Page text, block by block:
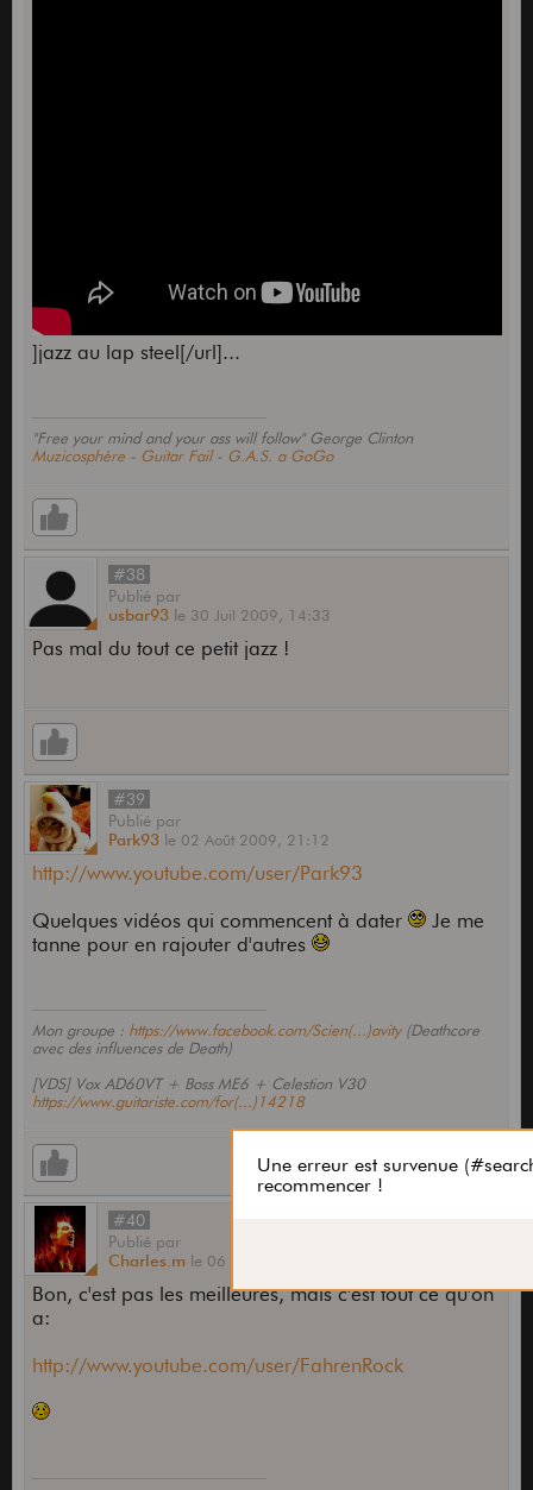
]jazz au lap steel[/url]...
"Free your mind and your ass will follow" George Clinton
Muzicosphère- Guitar Fail- G.A.S. a GoGo
#38
Publié par
usbar93 le 30 Juil 2009, 14:33
Pas mal du tout ce petit jazz !
#39
Publié par
Park93 le 02 Août 2009, 21:12
http://www.youtube.com/user/Park93
Quelques vidéos qui commencent à dater
Je me
tanne pour en rajouter d'autres
Mon groupe : https://www.facebook.com/Scien(...)avity(Deathcore
avec des influences de Death)
[VDS] Vox AD60VT + Boss ME6 + Celestion V30
https://www.guitariste.com/for(...)14218
#40
Publié par
Charles.m le 06 Août 2009,
Bon, c'est pas les meilleures, mais c'est tout ce qu'on
a:
http://www.youtube.com/user/FahrenRock